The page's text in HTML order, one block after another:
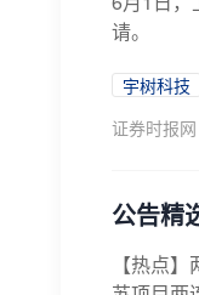
请。
宇树科技
证券时报网
公告精
【热点